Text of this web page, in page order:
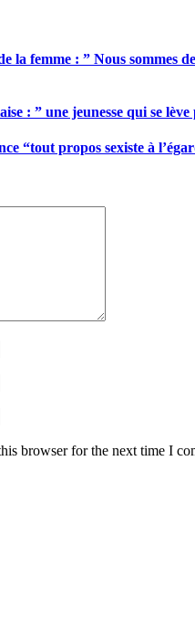
la femme : ” Nous sommes
: ” une jeunesse qui se
“tout propos sexiste à
browser for the next time I